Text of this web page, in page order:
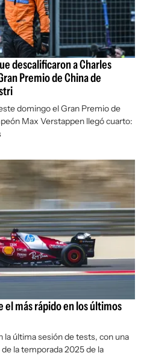
descalificaron a Charles
Premio de China de
domingo el Gran Premio de
Max Verstappen llegó cuarto:
el más rápido en los últimos
última sesión de tests, con una
de la temporada 2025 de la